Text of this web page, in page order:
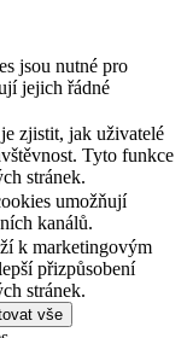
jsou nutné pro
jejich řádné
zjistit, jak uživatelé
Tyto funkce
stránek.
umožňují
kanálů.
k marketingovým
přizpůsobení
stránek.
vše